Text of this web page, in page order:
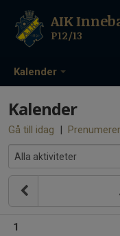
Kalender
AIK
P12/13
Kalender
Gå till idag |
1